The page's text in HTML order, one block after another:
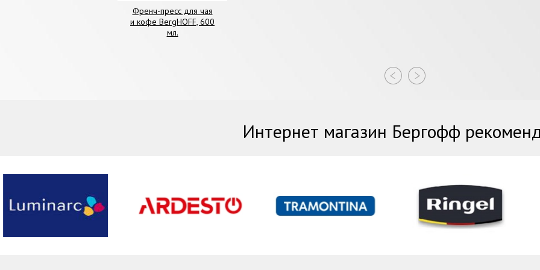
Френч-пресс для чая
и кофе BergHOFF, 600
мл.
Интернет магазин Бергофф